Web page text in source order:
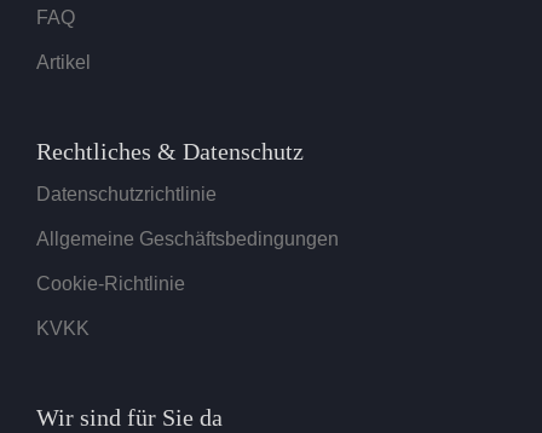
FAQ
Artikel
Rechtliches & Datenschutz
Datenschutzrichtlinie
Allgemeine Geschäftsbedingungen
Cookie-Richtlinie
KVKK
Wir sind für Sie da